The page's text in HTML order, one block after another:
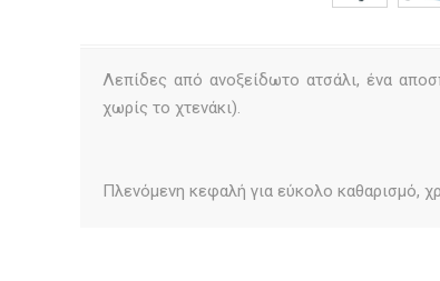
Λεπίδες από ανοξείδωτο ατσάλι, ένα
χωρίς το χτενάκι).
Πλενόμενη κεφαλή για εύκολο καθαρισμό,